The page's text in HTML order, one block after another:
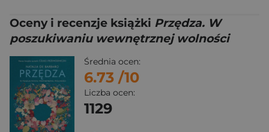
Oceny i recenzje książki Przędza. W
poszukiwaniu wewnętrznej wolności
Średnia ocen:
6.73 /10
Liczba ocen:
1129